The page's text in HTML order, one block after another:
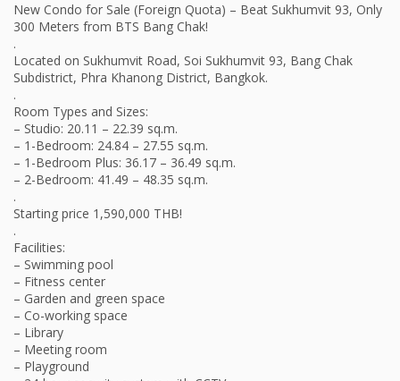
New Condo for Sale (Foreign Quota) – Beat Sukhumvit 93, Only
300 Meters from BTS Bang Chak!
.
Located on Sukhumvit Road, Soi Sukhumvit 93, Bang Chak
Subdistrict, Phra Khanong District, Bangkok.
.
Room Types and Sizes:
– Studio: 20.11 – 22.39 sq.m.
– 1-Bedroom: 24.84 – 27.55 sq.m.
– 1-Bedroom Plus: 36.17 – 36.49 sq.m.
– 2-Bedroom: 41.49 – 48.35 sq.m.
.
Starting price 1,590,000 THB!
.
Facilities:
– Swimming pool
– Fitness center
– Garden and green space
– Co-working space
– Library
– Meeting room
– Playground